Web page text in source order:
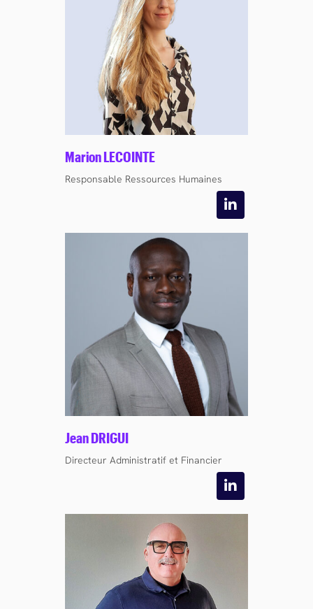
Marion LECOINTE
Responsable Ressources Humaines
Jean DRIGUI
Directeur Administratif et Financier